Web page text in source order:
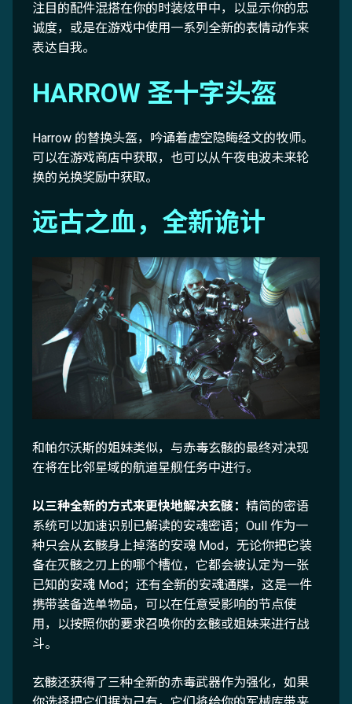
注目的配件混搭在你的时装炫甲中，以显示你的忠
诚度，或是在游戏中使用一系列全新的表情动作来
表达自我。
HARROW 圣十字头盔
Harrow 的替换头盔，吟诵着虚空隐晦经文的牧师。
可以在游戏商店中获取，也可以从午夜电波未来轮
换的兑换奖励中获取。
远古之血，全新诡计
和帕尔沃斯的姐妹类似，与赤毒玄骸的最终对决现
在将在比邻星域的航道星舰任务中进行。
以三种全新的方式来更快地解决玄骸： 精简的密语
系统可以加速识别已解读的安魂密语；Oull 作为一
种只会从玄骸身上掉落的安魂 Mod，无论你把它装
备在灭骸之刃上的哪个槽位，它都会被认定为一张
已知的安魂 Mod；还有全新的安魂通牒，这是一件
携带装备选单物品，可以在任意受影响的节点使
用，以按照你的要求召唤你的玄骸或姐妹来进行战
斗。
玄骸还获得了三种全新的赤毒武器作为强化，如果